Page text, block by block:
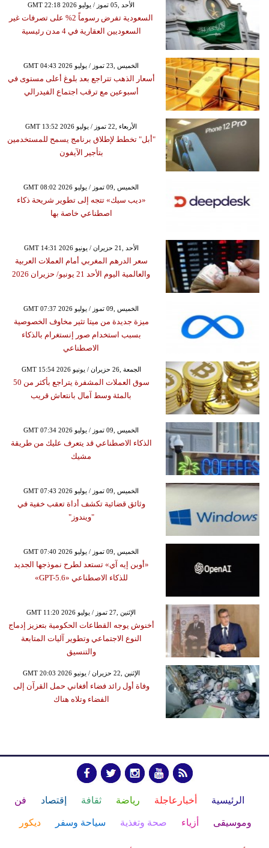
GMT 22:18 2026 الأحد ,05 تموز / يوليو
السعودية تفرض رسوماً 2% على تصرفات غير
السعوديين العقارية في 4 مدن رئيسية
GMT 04:43 2026 الخميس ,23 تموز / يوليو
أسعار الذهب تتراجع بعد بلوغ أعلى مستوى في
أسبوعين مع ترقب اجتماع الفيدرالي
GMT 13:52 2026 الأربعاء ,22 تموز / يوليو
"أبل" تخطط لإطلاق برنامج يسمح للمستخدمين
بتأجير الآيفون
GMT 08:02 2026 الخميس ,09 تموز / يوليو
«ديب سيك» تتجه إلى تطوير شريحة ذكاء
اصطناعي خاصة بها
GMT 14:31 2026 الأحد ,21 حزيران / يونيو
سعر الدرهم المغربي أمام العملات العربية
والعالمية اليوم الأحد 21 يونيو/ حزيران 2026
GMT 07:37 2026 الخميس ,09 تموز / يوليو
ميزة جديدة من ميتا تثير مخاوف الخصوصية
بسبب استخدام صور إنستغرام بالذكاء
الاصطناعي
GMT 15:54 2026 الجمعة ,26 حزيران / يونيو
سوق العملات المشفرة يتراجع بأكثر من 50
بالمئة وسط آمال بانتعاش قريب
GMT 07:34 2026 الخميس ,09 تموز / يوليو
الذكاء الاصطناعي قد يتعرف عليك من طريقة
مشيك
GMT 07:43 2026 الخميس ,09 تموز / يوليو
وثائق قضائية تكشف أداة تعقب خفية في
"ويندوز"
GMT 07:40 2026 الخميس ,09 تموز / يوليو
«أوبن إيه آي» تستعد لطرح نموذجها الجديد
للذكاء الاصطناعي «GPT-5.6»
GMT 11:20 2026 الإثنين ,27 تموز / يوليو
أخنوش يوجه القطاعات الحكومية بتعزيز إدماج
النوع الاجتماعي وتطوير آليات المتابعة
والتنسيق
GMT 20:03 2026 الإثنين ,22 حزيران / يونيو
وفاة أول رائد فضاء أفغاني حمل القرآن إلى
الفضاء وتلاه هناك
الرئيسية أخبارعاجلة رياضة ثقافة إقتصاد فن
وموسيقى أزياء صحة وتغذية سياحة وسفر ديكور